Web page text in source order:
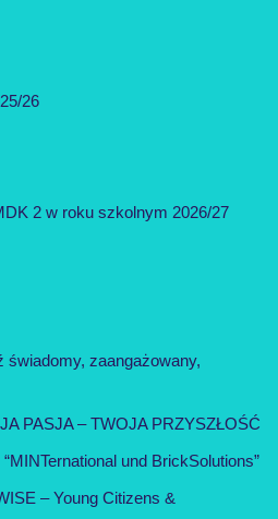
26
2 w roku szkolnym 2026/27
świadomy, zaangażowany,
PASJA – TWOJA PRZYSZŁOŚĆ
und BrickSolutions”
– Young Citizens &